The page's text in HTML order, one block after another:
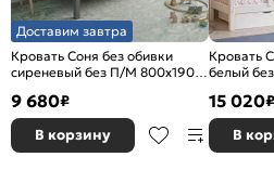
Доставим завтра
Кровать Соня без обивки
сиреневый без П/М 800x1900,
изголовье жесткое
9 680₽
В корзину
Кровать
белый
изголовье
15 020₽
В